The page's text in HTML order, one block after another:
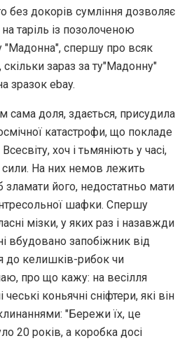
без докорів сумління дозволяє
таріль із позолоченою
"Мадонна", спершу про всяк
зараз за ту"Мадонну"
зразок ebay.
сама доля, здається, присудила
катастрофи, що покладе
хоч і тьмяніють у часі,
сили. На них немов лежить
зламати його, недостатньо мати
шафки. Спершу
мізки, у яких раз і назавжди
вбудовано запобіжник від
до келишків-рибок чи
про що кажу: на весілля
коньячні сніфтери, які він
"Бережи їх, це
20 років, а коробка досі